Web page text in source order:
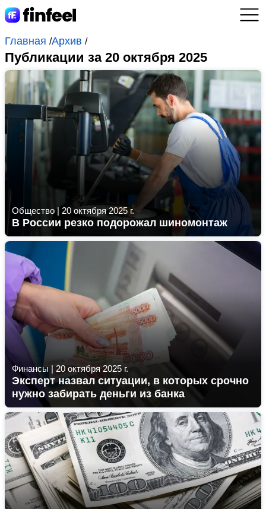
Главная /Архив /
Публикации за 20 октября 2025
Общество | 20 октября 2025 г.
В России резко подорожал шиномонтаж
Финансы | 20 октября 2025 г.
Эксперт назвал ситуации, в которых срочно
нужно забирать деньги из банка